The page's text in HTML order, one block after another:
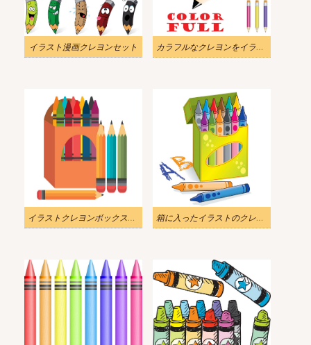
イラスト漫画クレヨンセット カラフルなクレヨンをイラストします
イラストクレヨンボックスと鉛筆 箱に入ったイラストのクレヨン